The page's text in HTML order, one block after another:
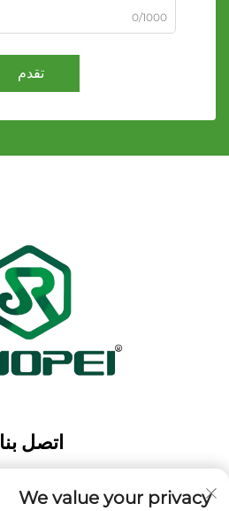
0/1000
تقدم
اتصل بنا
مدينة جينهوا، مقاطعة تشجيانغ، الصين
We value your privacy